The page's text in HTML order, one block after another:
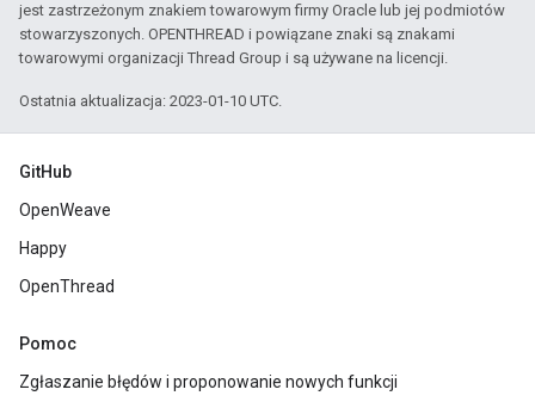
jest zastrzeżonym znakiem towarowym firmy Oracle lub jej podmiotów
stowarzyszonych. OPENTHREAD i powiązane znaki są znakami
towarowymi organizacji Thread Group i są używane na licencji.
Ostatnia aktualizacja: 2023-01-10 UTC.
GitHub
OpenWeave
Happy
OpenThread
Pomoc
Zgłaszanie błędów i proponowanie nowych funkcji